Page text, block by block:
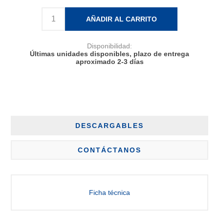
AÑADIR AL CARRITO
Disponibilidad:
Últimas unidades disponibles, plazo de entrega
aproximado 2-3 días
DESCARGABLES
CONTÁCTANOS
Ficha técnica